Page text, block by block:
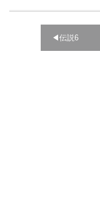
◀︎伝説6